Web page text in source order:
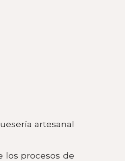
artesanal
los procesos de